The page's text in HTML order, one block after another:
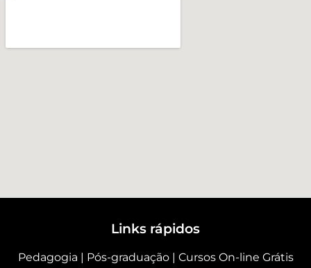
Links rápidos
Pedagogia | Pós-graduação| Cursos On-line Grátis